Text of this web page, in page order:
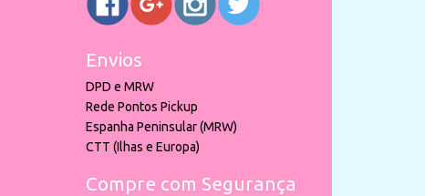
Envios
DPD e MRW
Rede Pontos Pickup
Espanha Peninsular (MRW)
CTT (Ilhas e Europa)
Compre com Segurança